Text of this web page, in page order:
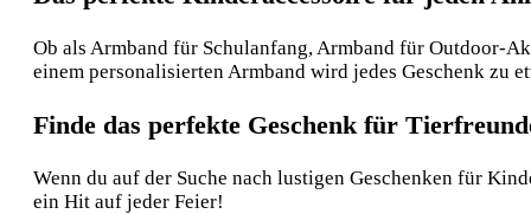
Ob als Armband für Schulanfang, Armband für Outdoor-
einem personalisierten Armband wird jedes Geschenk zu
Finde das perfekte Geschenk für
Wenn du auf der Suche nach lustigen Geschenken für
ein Hit auf jeder Feier!